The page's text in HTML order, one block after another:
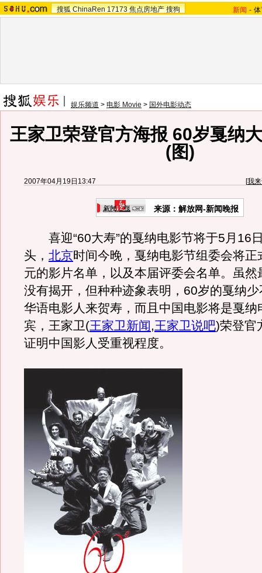
搜狐 ChinaRen 17173 焦点房地产 搜狗 新闻 -
娱乐频道 > 电影 Movie > 国外电影动态
王家卫荣登官方海报 60岁戛纳
(图)
2007年04月19日13:47 [我
来源：解放网-新闻晚报
喜迎“60大寿”的戛纳电影节将于5月16
头， 北京时间今晚，戛纳电影节组委会将正
元的影片名单，以及本届评委会名单。虽然
没有揭开，但种种迹象表明，60岁的戛纳
华语电影人来贺寿，而且中国电影将是戛纳
宾，王家卫(王家卫新闻,王家卫说吧)荣登官
证明中国影人受重视程度。